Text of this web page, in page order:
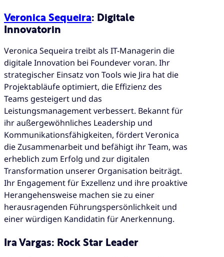
Veronica Sequeira: Digitale
Innovatorin
Veronica Sequeira treibt als IT-Managerin die
digitale Innovation bei Foundever voran. Ihr
strategischer Einsatz von Tools wie Jira hat die
Projektabläufe optimiert, die Effizienz des
Teams gesteigert und das
Leistungsmanagement verbessert. Bekannt für
ihr außergewöhnliches Leadership und
Kommunikationsfähigkeiten, fördert Veronica
die Zusammenarbeit und befähigt ihr Team, was
erheblich zum Erfolg und zur digitalen
Transformation unserer Organisation beiträgt.
Ihr Engagement für Exzellenz und ihre proaktive
Herangehensweise machen sie zu einer
herausragenden Führungspersönlichkeit und
einer würdigen Kandidatin für Anerkennung.
Ira Vargas: Rock Star Leader